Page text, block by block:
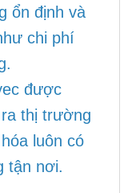
ổn định và
chi phí
được
thị trường
luôn có
tận nơi.